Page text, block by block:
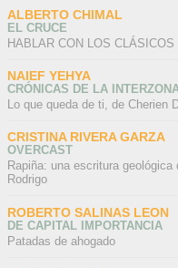
ALBERTO CHIMAL
EL CRUCE
HABLAR CON LOS CLÁSICOS
NAIEF YEHYA
CRÓNICAS DE LA
Lo que queda de ti, de Cherien
CRISTINA RIVERA GARZA
OVERCAST
Rapiña: una escritura geológica
Rodrigo
ROBERTO SALINAS LEON
DE CAPITAL IMPORTANCIA
Patadas de ahogado